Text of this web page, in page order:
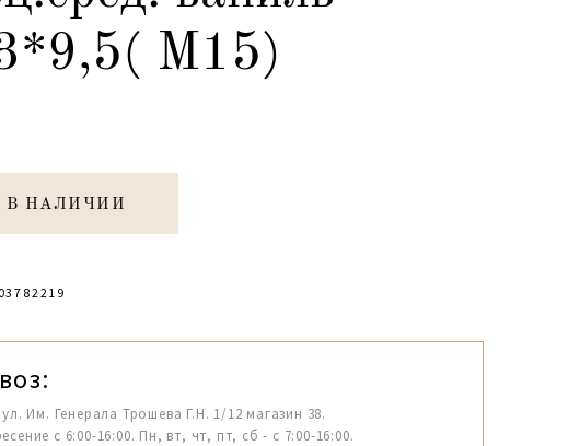
М15)
В НАЛИЧИИ
Им. Генерала Трошева Г.Н. 1/12 магазин 38.
с 6:00-16:00. Пн, вт, чт, пт, сб - с 7:00-16:00.